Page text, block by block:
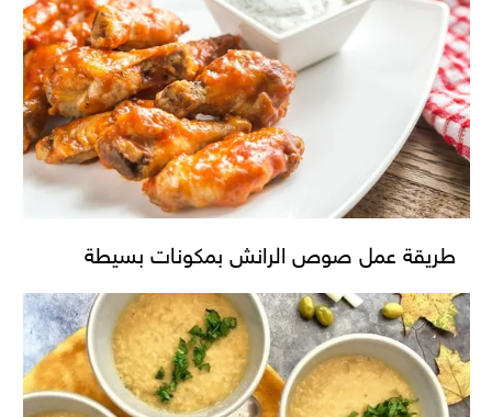
طريقة عمل صوص الرانش بمكونات بسيطة